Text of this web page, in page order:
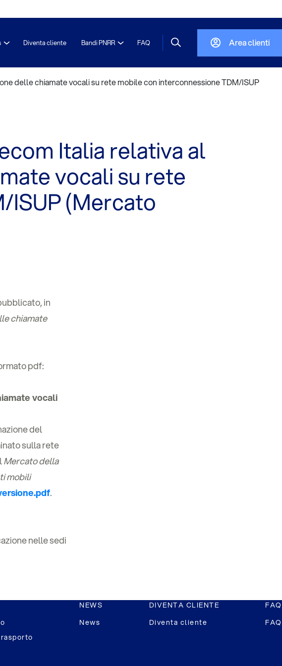
Diventa cliente Bandi PNRR FAQ Area clienti
delle chiamate vocali su rete mobile con interconnessione TDM/ISUP
Italia relativa al
vocali su rete
ISUP (Mercato
in
chiamate
pdf:
vocali
del
sulla rete
Mercato della
mobili
.
nelle sedi
NEWS
News
DIVENTA CLIENTE
Diventa cliente
FAQ
FAQ